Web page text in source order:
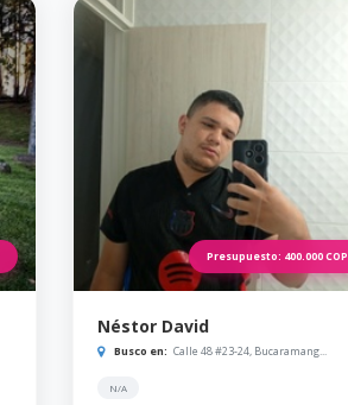
Presupuesto: 400.000 COP
Néstor David
Busco en: Calle 48 #23-24, Bucaramang...
N/A